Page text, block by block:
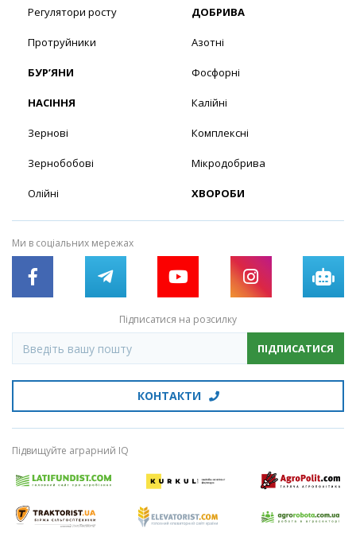
Регулятори росту
Протруйники
БУР’ЯНИ
НАСІННЯ
Зернові
Зернобобові
Олійні
ДОБРИВА
Азотні
Фосфорні
Калійні
Комплексні
Мікродобрива
ХВОРОБИ
Ми в соціальних мережах
Підписатися на розсилку
ПІДПИСАТИСЯ
КОНТАКТИ
Підвищуйте аграрний IQ